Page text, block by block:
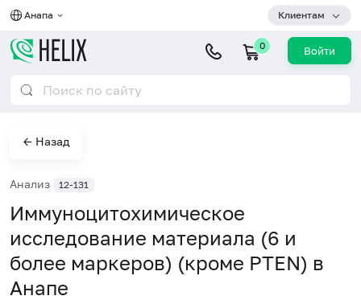
Анапа Клиентам
0 Войти
← Назад
Анализ 12-131
Иммуноцитохимическое
исследование материала (6 и
более маркеров) (кроме PTEN) в
Анапе